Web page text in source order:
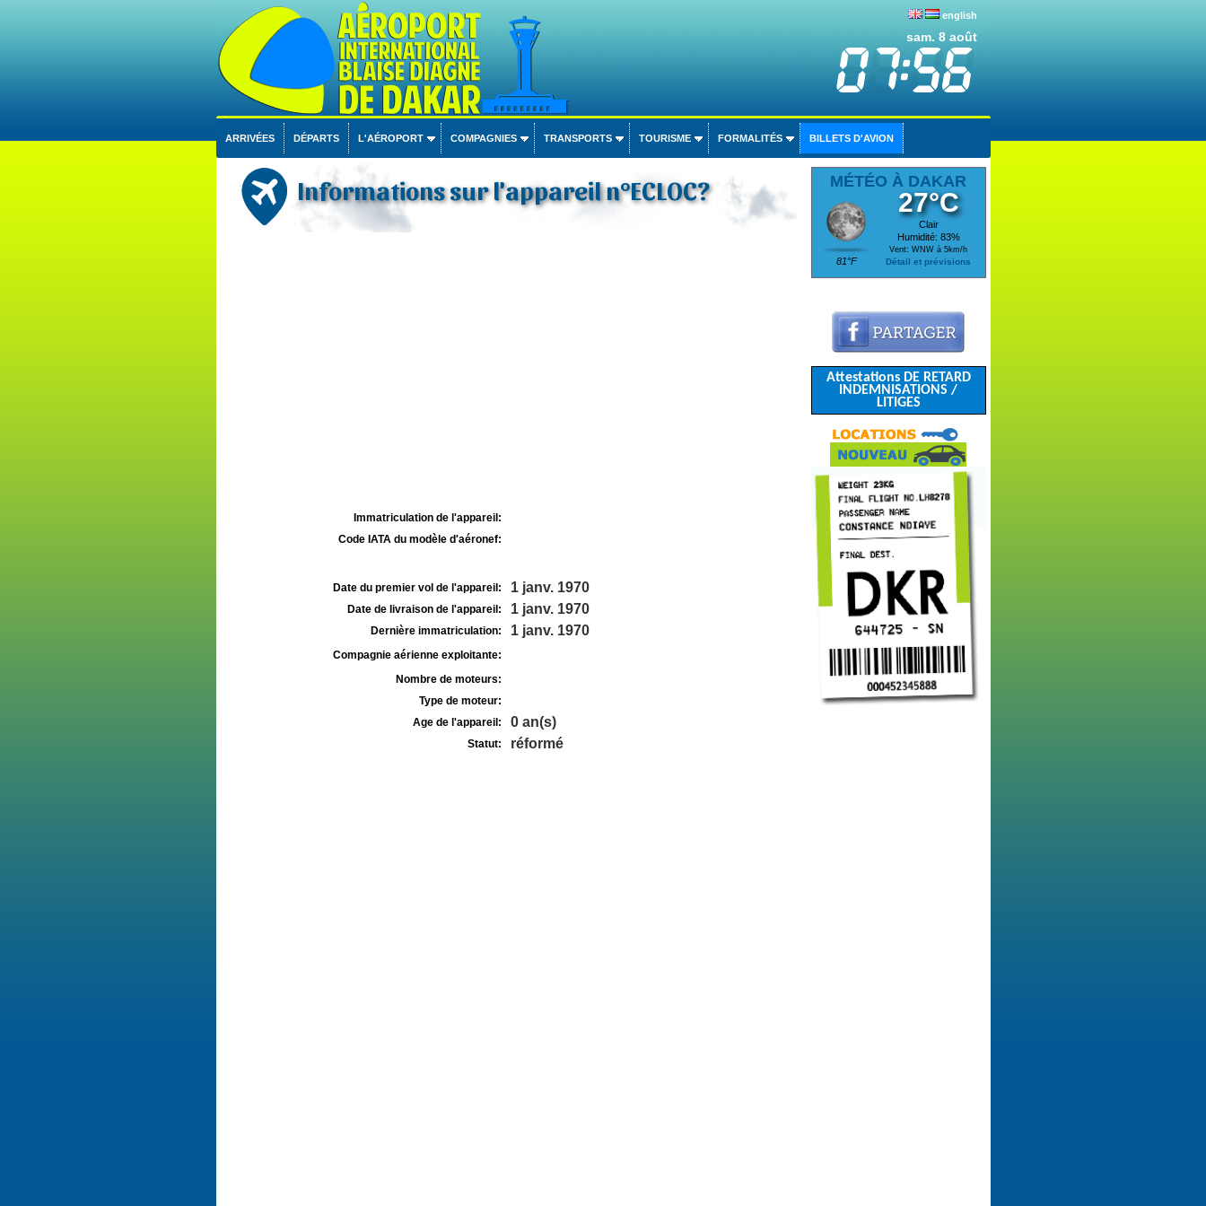
english
sam. 8 août
ARRIVÉES DÉPARTS L'AÉROPORT COMPAGNIES TRANSPORTS TOURISME FORMALITÉS BILLETS D'AVION
Informations sur l'appareil n°ECLOC?
Immatriculation de l'appareil:
Code IATA du modèle d'aéronef:
Date du premier vol de l'appareil: 1 janv. 1970
Date de livraison de l'appareil: 1 janv. 1970
Dernière immatriculation: 1 janv. 1970
Compagnie aérienne exploitante:
Nombre de moteurs:
Type de moteur:
Age de l'appareil:
0 an(s)
Statut: réformé
MÉTÉO À DAKAR
81°F
27°C
Clair
Humidité: 83%
Vent: WNW à 5km/h
Détail et prévisions
Attestations DE RETARD
INDEMNISATIONS /
LITIGES